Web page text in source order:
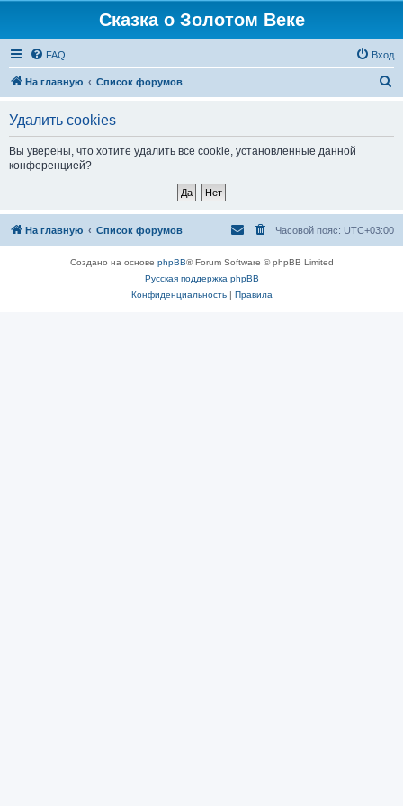
Сказка о Золотом Веке
FAQ Вход
На главную Список форумов
Удалить cookies
Вы уверены, что хотите удалить все cookie, установленные данной
конференцией?
На главную Список форумов Часовой пояс: UTC+03:00
Создано на основе phpBB® Forum Software © phpBB Limited
Русская поддержка phpBB
Конфиденциальность| Правила